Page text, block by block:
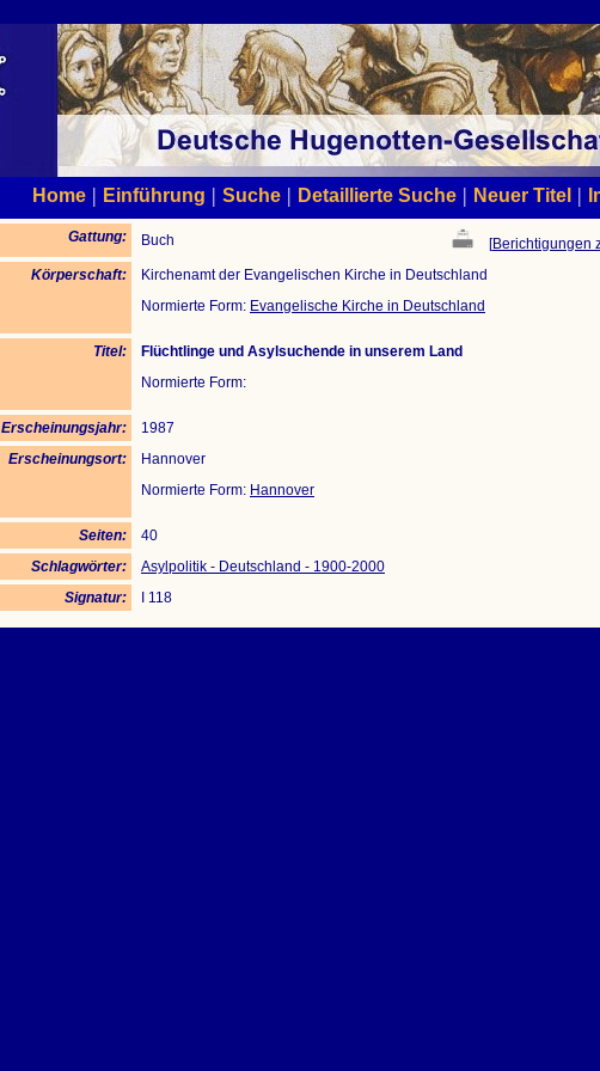
Home | Einführung | Suche | Detaillierte Suche | Neuer Titel |
Gattung: Buch [Berichtigungen
Körperschaft:
Kirchenamt der Evangelischen Kirche in Deutschland
Normierte Form: Evangelische Kirche in Deutschland
Titel:
Flüchtlinge und Asylsuchende in unserem Land
Normierte Form:
Erscheinungsjahr:
1987
Erscheinungsort:
Hannover
Normierte Form: Hannover
Seiten:
40
Schlagwörter:
Asylpolitik - Deutschland - 1900-2000
Signatur:
I 118